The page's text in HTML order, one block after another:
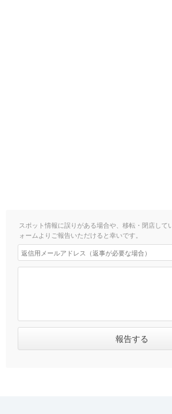
スポット情報に誤りがある場合や、移転・閉店して
ォームよりご報告いただけると幸いです。